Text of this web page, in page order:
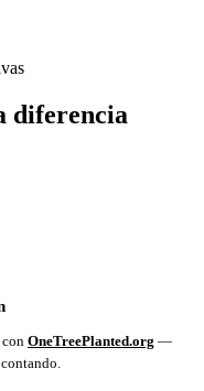
diferencia
OneTreePlanted.org —